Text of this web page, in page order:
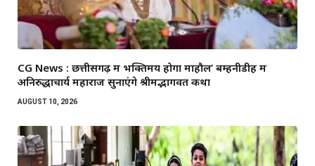
CG News : छत्तीसगढ़ में भक्तिमय होगा माहौल’ बम्हनीडीह में
अनिरुद्धाचार्य महाराज सुनाएंगे श्रीमद्भागवत कथा
AUGUST 10, 2026